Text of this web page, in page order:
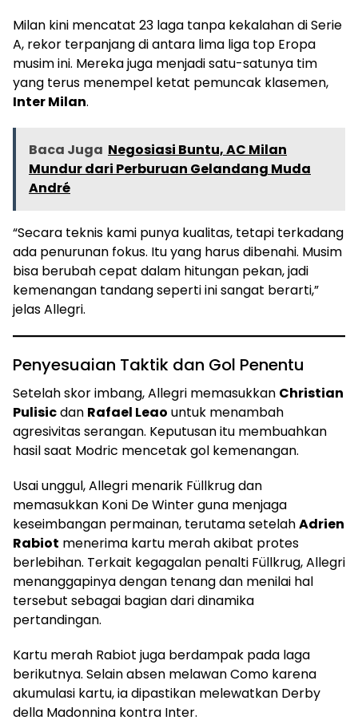
Milan kini mencatat 23 laga tanpa kekalahan di Serie
A, rekor terpanjang di antara lima liga top Eropa
musim ini. Mereka juga menjadi satu-satunya tim
yang terus menempel ketat pemuncak klasemen,
Inter Milan.
Baca Juga Negosiasi Buntu, AC Milan
Mundur dari Perburuan Gelandang Muda
André
“Secara teknis kami punya kualitas, tetapi terkadang
ada penurunan fokus. Itu yang harus dibenahi. Musim
bisa berubah cepat dalam hitungan pekan, jadi
kemenangan tandang seperti ini sangat berarti,”
jelas Allegri.
Penyesuaian Taktik dan Gol Penentu
Setelah skor imbang, Allegri memasukkan Christian
Pulisicdan Rafael Leao untuk menambah
agresivitas serangan. Keputusan itu membuahkan
hasil saat Modric mencetak gol kemenangan.
Usai unggul, Allegri menarik Füllkrug dan
memasukkan Koni De Winter guna menjaga
keseimbangan permainan, terutama setelahAdrien
Rabiot menerima kartu merah akibat protes
berlebihan. Terkait kegagalan penalti Füllkrug, Allegri
menanggapinya dengan tenang dan menilai hal
tersebut sebagai bagian dari dinamika
pertandingan.
Kartu merah Rabiot juga berdampak pada laga
berikutnya. Selain absen melawan Como karena
akumulasi kartu, ia dipastikan melewatkan Derby
della Madonnina kontra Inter.